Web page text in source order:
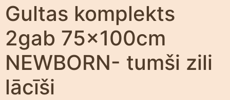
Gultas komplekts
2gab 75x100cm
NEWBORN- tumši zili
lācīši